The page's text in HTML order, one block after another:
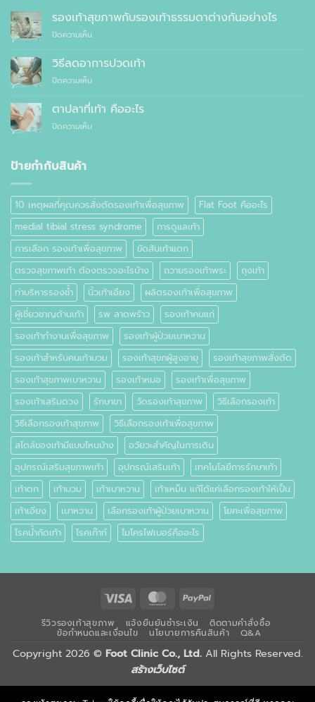
สั่ง
ตัด
รองเท้า
สุขภาพ
สำเร็จรูป
ทั่วไป
สูง
อายุ
ควร
รองเท้า
ไหน
รองเท้าสุขภาพกับรองเท้าธรรมดาต่างกันอย่างไร
ปิดความเห็นบน
สุขภาพ
กับ
รองเท้า
ต่าง
อย่างไร
วิธีลดอาการปวดเท้า
ปิดความเห็นบน
ลด
อาการ
ปวด
ตาปลาที่เท้า คืออะไร
ปิดความเห็นบน
ป้ายกำกับสินค้า
10 เหตุผลที่คุณควรสั่งตัดรองเท้าเพื่อสุขภาพ
Flat Foot คืออะไร
medial tibial stress syndrome
การดูแลเท้า
การเลือก รองเท้าเพื่อสุขภาพ
ขัดส้นเท้าแตก
ตรวจสุขภาพเท้า ต้องตรวจอะไรบ้าง
ถวายรองเท้าพระ
ถุงเท้า
ท่าบริหารรองช้ำ
นิ้วเท้าเอียง
ผลิตรองเท้าเพื่อสุขภาพ
ผู้เชี่ยวชาญด้านเท้า
รพ ลาดพร้าว
รองเท้าคนแก่
รองเท้าทำงานเพื่อสุขภาพ
รองเท้าผู้ป่วยเบาหวาน
รองเท้าสำหรับคนเท้าบวม
รองเท้าสุขภผู้สูงอายุ
รองเท้าสุขภาพสั่งตัด
รองเท้าสุขภาพเบาหวาน
รองเท้าหมอ
รองเท้าเพื่อสุขภาพ
รองเท้าเสริมดวง
รักษาขา วัดรองเท้าสุขภาพ
วิธีเลือกรองเท้า
วิธีเลือกรองเท้าสุขภาพ
วิธีเลือกรองเท้าเพื่อสุขภาพ
สไตล์ของเท้ามีแบบไหนบ้าง
อวัยวะสำคัญในการเดิน
อุปกรณ์เสริมสุขภาพเท้า
อุปกรณ์เสริมเท้า
เทคโนโลยีการรักษาเท้า
เท้าตก
เท้าบวม เท้าเบาหวาน
เท้าเหม็น แก้ได้แค่เลือกรองเท้าให้เป็น
เท้าเอียง
เบาหวาน เลือกรองเท้าผู้ป่วยเบาหวาน
โยคะเพื่อสุขภาพ
โรคน้ำกัดเท้า
โรคเก๊าท์ ไมโครไฟเบอร์คืออะไร
Visa MasterCardPayPal
รีวิวรองเท้าสุขภาพ แจ้งยืนยันชำระเงิน ติดตามคำสั่งซื้อ
ข้อกำหนดและเงื่อนไข นโยบายการคืนสินค้า Q&A
Copyright 2026 © Foot Clinic Co., Ltd. All Rights Reserved.
สร้างเว็บไซต์